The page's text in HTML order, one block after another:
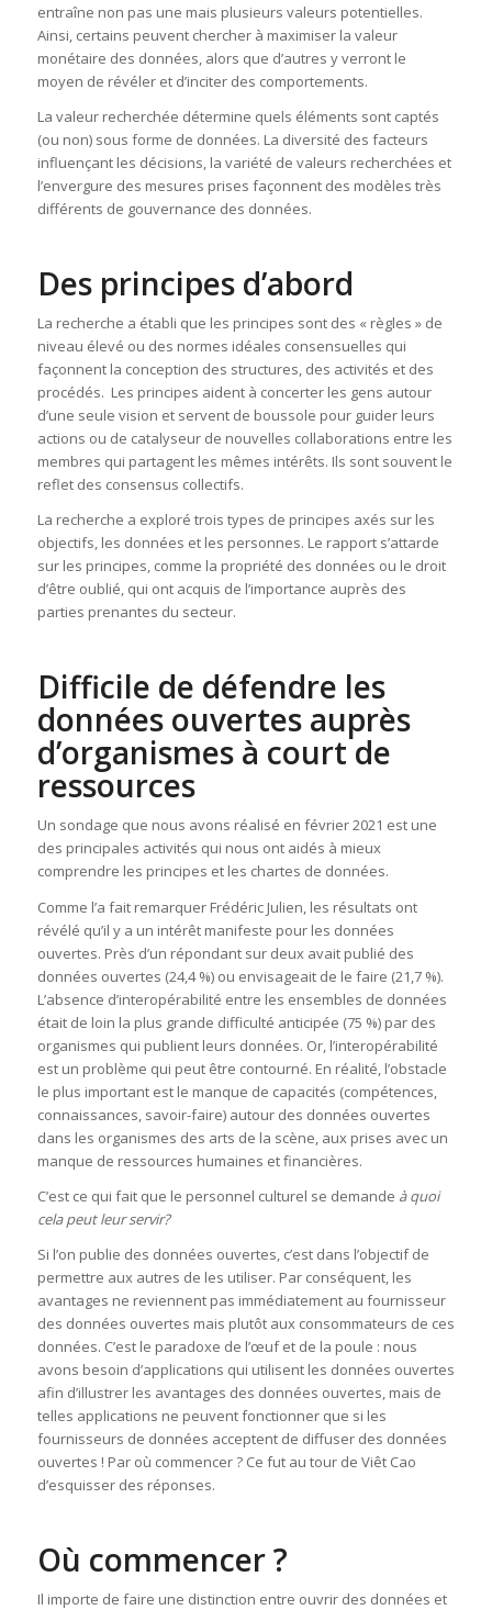
entraîne non pas une mais plusieurs valeurs potentielles.
Ainsi, certains peuvent chercher à maximiser la valeur
monétaire des données, alors que d’autres y verront le
moyen de révéler et d’inciter des comportements.
La valeur recherchée détermine quels éléments sont captés
(ou non) sous forme de données. La diversité des facteurs
influençant les décisions, la variété de valeurs recherchées et
l’envergure des mesures prises façonnent des modèles très
différents de gouvernance des données.
Des principes d’abord
La recherche a établi que les principes sont des « règles » de
niveau élevé ou des normes idéales consensuelles qui
façonnent la conception des structures, des activités et des
procédés. Les principes aident à concerter les gens autour
d’une seule vision et servent de boussole pour guider leurs
actions ou de catalyseur de nouvelles collaborations entre les
membres qui partagent les mêmes intérêts. Ils sont souvent le
reflet des consensus collectifs.
La recherche a exploré trois types de principes axés sur les
objectifs, les données et les personnes. Le rapport s’attarde
sur les principes, comme la propriété des données ou le droit
d’être oublié, qui ont acquis de l’importance auprès des
parties prenantes du secteur.
Difficile de défendre les
données ouvertes auprès
d’organismes à court de
ressources
Un sondage que nous avons réalisé en février 2021 est une
des principales activités qui nous ont aidés à mieux
comprendre les principes et les chartes de données.
Comme l’a fait remarquer Frédéric Julien, les résultats ont
révélé qu’il y a un intérêt manifeste pour les données
ouvertes. Près d’un répondant sur deux avait publié des
données ouvertes (24,4 %) ou envisageait de le faire (21,7 %).
L’absence d’interopérabilité entre les ensembles de données
était de loin la plus grande difficulté anticipée (75 %) par des
organismes qui publient leurs données. Or, l’interopérabilité
est un problème qui peut être contourné. En réalité, l’obstacle
le plus important est le manque de capacités (compétences,
connaissances, savoir-faire) autour des données ouvertes
dans les organismes des arts de la scène, aux prises avec un
manque de ressources humaines et financières.
C’est ce qui fait que le personnel culturel se demande à quoi
cela peut leur servir?
Si l’on publie des données ouvertes, c’est dans l’objectif de
permettre aux autres de les utiliser. Par conséquent, les
avantages ne reviennent pas immédiatement au fournisseur
des données ouvertes mais plutôt aux consommateurs de ces
données. C’est le paradoxe de l’œuf et de la poule : nous
avons besoin d’applications qui utilisent les données ouvertes
afin d’illustrer les avantages des données ouvertes, mais de
telles applications ne peuvent fonctionner que si les
fournisseurs de données acceptent de diffuser des données
ouvertes ! Par où commencer ? Ce fut au tour de Viêt Cao
d’esquisser des réponses.
Où commencer ?
Il importe de faire une distinction entre ouvrir des données et